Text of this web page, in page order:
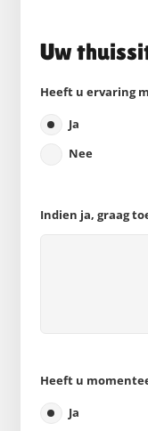
Uw
Heeft u ervaring
Ja
Nee
Indien ja, graag
Heeft u
Ja